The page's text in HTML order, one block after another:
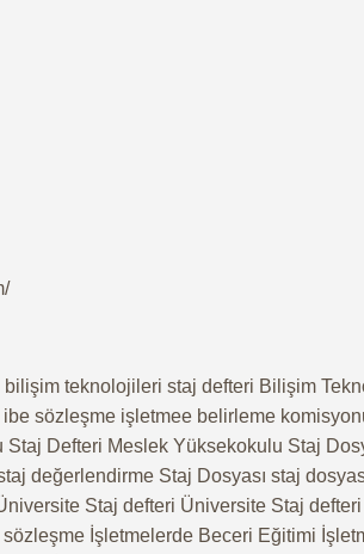
bilişim teknolojileri staj defteri Bilişim
sözleşme işletmee belirleme
Defteri Meslek Yüksekokulu Staj
değerlendirme Staj Dosyası staj
Staj defteri Üniversite Staj
İşletmelerde Beceri Eğitimi